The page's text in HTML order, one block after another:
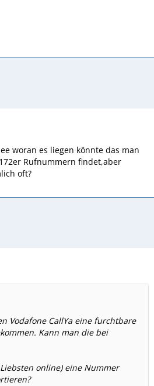
woran es liegen könnte das man
Rufnummern findet,aber
oft?
Vodafone CallYa eine furchtbare
Kann man die bei
online) eine Nummer